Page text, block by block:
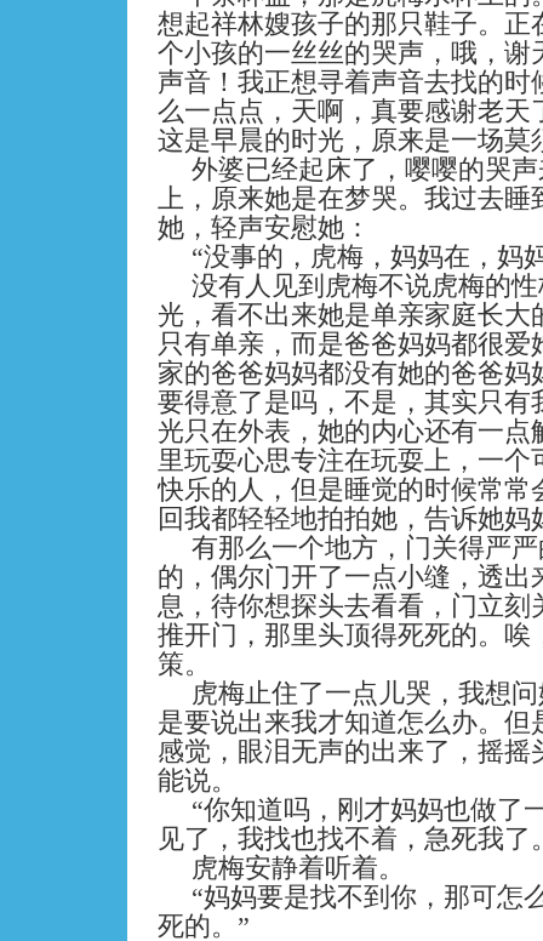
想起祥林嫂孩子的那只鞋子。正
个小孩的一丝丝的哭声，哦，谢
声音！我正想寻着声音去找的时
么一点点，天啊，真要感谢老
这是早晨的时光，原来是一场莫
外婆已经起床了，嘤嘤的哭
上，原来她是在梦哭。我过去睡
她，轻声安慰她：
“没事的，虎梅，妈妈在，妈
没有人见到虎梅不说虎梅的
光，看不出来她是单亲家庭长大
只有单亲，而是爸爸妈妈都很爱
家的爸爸妈妈都没有她的爸爸妈
要得意了是吗，不是，其实只有
光只在外表，她的内心还有一点
里玩耍心思专注在玩耍上，一个
快乐的人，但是睡觉的时候常常
回我都轻轻地拍拍她，告诉她妈
有那么一个地方，门关得严
的，偶尔门开了一点小缝，透出
息，待你想探头去看看，门立刻
推开门，那里头顶得死死的。唉
策。
虎梅止住了一点儿哭，我想
是要说出来我才知道怎么办。但
感觉，眼泪无声的出来了，摇摇
能说。
“你知道吗，刚才妈妈也做了
见了，我找也找不着，急死我了
虎梅安静着听着。
“妈妈要是找不到你，那可怎
死的。”